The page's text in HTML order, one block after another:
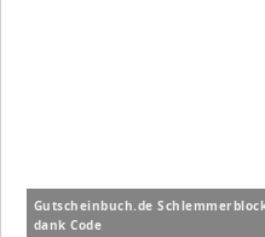
Gutscheinbuch.de
dank Code